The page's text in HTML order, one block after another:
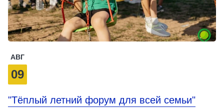
АВГ
09
"Тёплый летний форум для всей семьи"